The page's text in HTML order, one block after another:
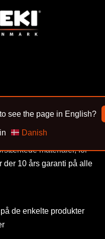
see the page in English?
Danish
har det samme
materialer, for
der 10 års garanti på alle
de enkelte produkter